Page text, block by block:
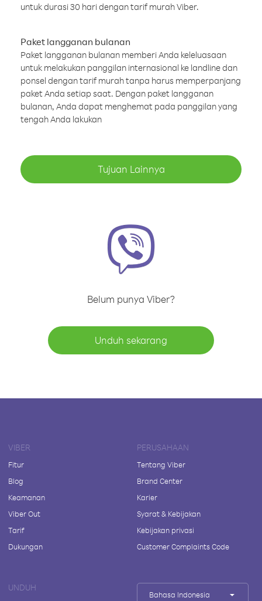
untuk durasi 30 hari dengan tarif murah Viber.
Paket langganan bulanan
Paket langganan bulanan memberi Anda keleluasaan
untuk melakukan panggilan internasional ke landline dan
ponsel dengan tarif murah tanpa harus memperpanjang
paket Anda setiap saat. Dengan paket langganan
bulanan, Anda dapat menghemat pada panggilan yang
tengah Anda lakukan
Tujuan Lainnya
Belum punya Viber?
Unduh sekarang
VIBER
Fitur
Blog
Keamanan
Viber Out
Tarif
Dukungan
PERUSAHAAN
Tentang Viber
Brand Center
Karier
Syarat & Kebijakan
Kebijakan privasi
Customer Complaints Code
UNDUH
Bahasa Indonesia